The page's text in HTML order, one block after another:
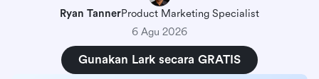
Ryan TannerProduct Marketing Specialist
6 Agu 2026
Gunakan Lark secara GRATIS